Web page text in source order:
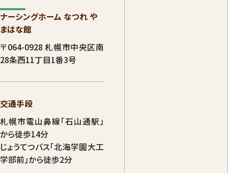
ナーシングホーム なつれ や
まはな館
〒064-0928 札幌市中央区南
28条西11丁目1番3号
交通手段
札幌市電山鼻線「石山通駅」
から徒歩14分
じょうてつバス「北海学園大工
学部前」から徒歩2分